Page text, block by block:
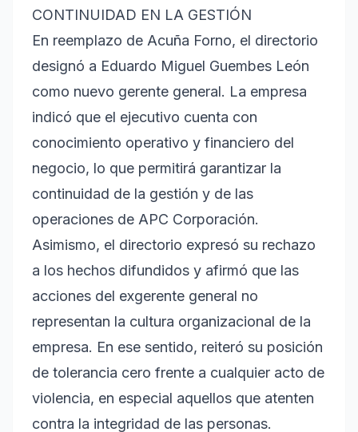
CONTINUIDAD EN LA GESTIÓN
En reemplazo de Acuña Forno, el directorio
designó a Eduardo Miguel Guembes León
como nuevo gerente general. La empresa
indicó que el ejecutivo cuenta con
conocimiento operativo y financiero del
negocio, lo que permitirá garantizar la
continuidad de la gestión y de las
operaciones de APC Corporación.
Asimismo, el directorio expresó su rechazo
a los hechos difundidos y afirmó que las
acciones del exgerente general no
representan la cultura organizacional de la
empresa. En ese sentido, reiteró su posición
de tolerancia cero frente a cualquier acto de
violencia, en especial aquellos que atenten
contra la integridad de las personas.